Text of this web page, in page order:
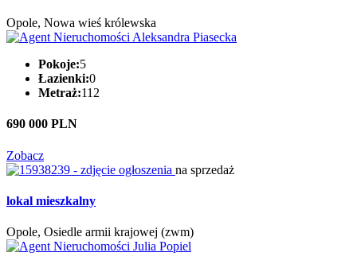
Opole, Nowa wieś królewska
Pokoje:5
Łazienki:0
Metraż:112
690 000 PLN
Zobacz
na sprzedaż
lokal mieszkalny
Opole, Osiedle armii krajowej (zwm)